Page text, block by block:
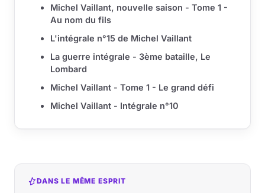
Michel Vaillant, nouvelle saison - Tome 1 -
Au nom du fils
L'intégrale n°15 de Michel Vaillant
La guerre intégrale - 3ème bataille, Le
Lombard
Michel Vaillant - Tome 1 - Le grand défi
Michel Vaillant - Intégrale n°10
DANS LE MÊME ESPRIT